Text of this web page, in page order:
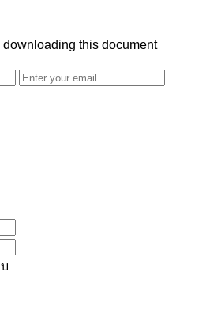
this document